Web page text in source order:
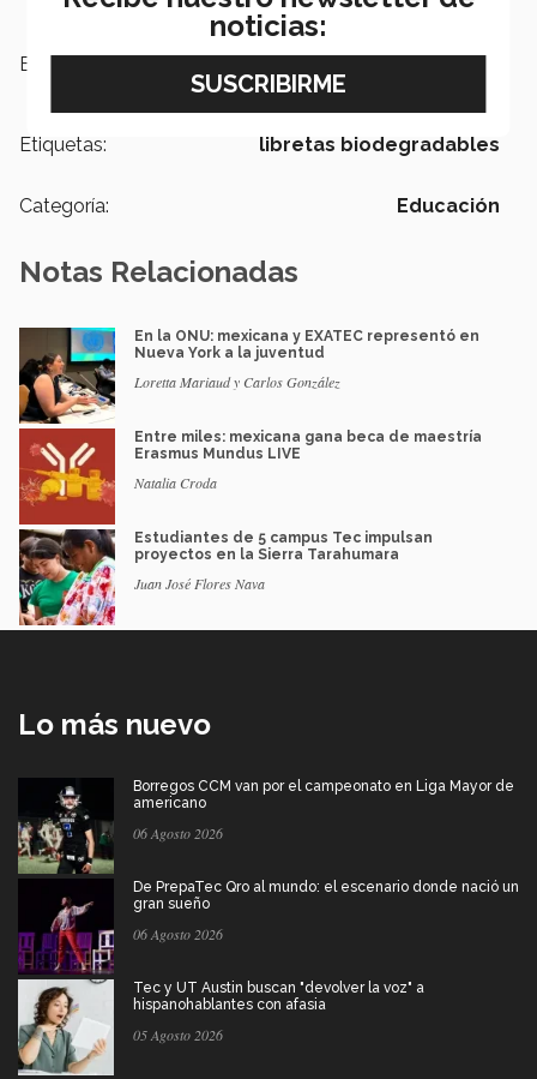
Escuelas:
Etiquetas: libretas biodegradables
Categoría: Educación
Notas Relacionadas
En la ONU: mexicana y EXATEC representó en
Nueva York a la juventud
Loretta Mariaud y Carlos González
Entre miles: mexicana gana beca de maestría
Erasmus Mundus LIVE
Natalia Croda
Estudiantes de 5 campus Tec impulsan
proyectos en la Sierra Tarahumara
Juan José Flores Nava
Lo más nuevo
Borregos CCM van por el campeonato en Liga Mayor de
americano
06 Agosto 2026
De PrepaTec Qro al mundo: el escenario donde nació un
gran sueño
06 Agosto 2026
Tec y UT Austin buscan "devolver la voz" a
hispanohablantes con afasia
05 Agosto 2026
noticias: